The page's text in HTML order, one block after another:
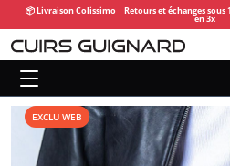
📦 Livraison Colissimo | Retours et échanges
en 3x
EXCLU WEB